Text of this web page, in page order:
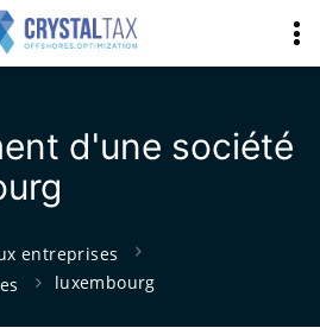
d'une société
entreprises
luxembourg